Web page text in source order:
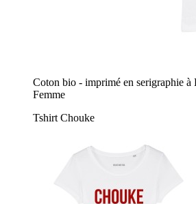
Coton bio - imprimé en serigraphie à
Femme
Tshirt Chouke